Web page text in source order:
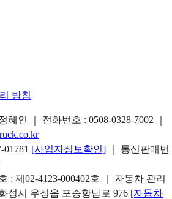
방침
혜인 ｜ 전화번호 : 0508-0328-7002
[사업자정보확인]
｜ 통신판매번
: 제02-4123-000402호 ｜ 자동차 관리
성시 우정읍 포승항남로 976 [자동차